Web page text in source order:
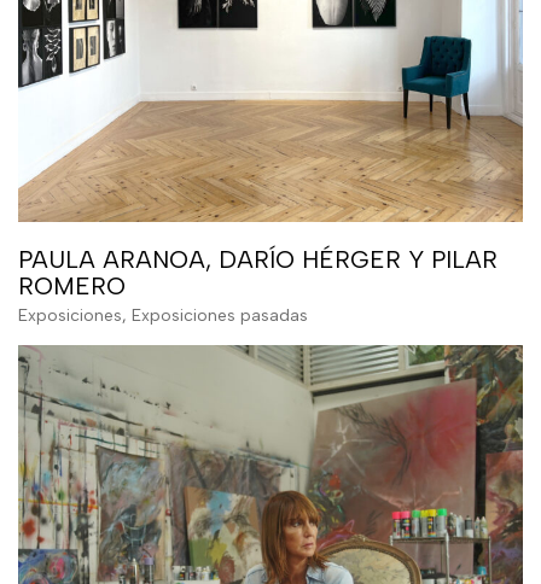
PAULA ARANOA, DARÍO HÉRGER Y PILAR
ROMERO
Exposiciones, Exposiciones pasadas